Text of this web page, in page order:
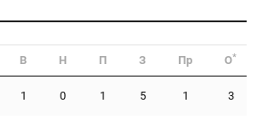
В Н П З Пр О*
1 0 1 5 1 3